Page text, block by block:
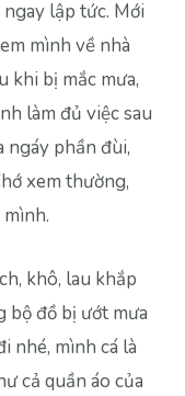
lập tức. Mới
mình về nhà
khi bị mắc mưa,
làm đủ việc sau
ngáy phần đùi,
xem thường,
khô, lau khắp
bộ đồ bị ướt mưa
nhé, mình cá là
cả quần áo của